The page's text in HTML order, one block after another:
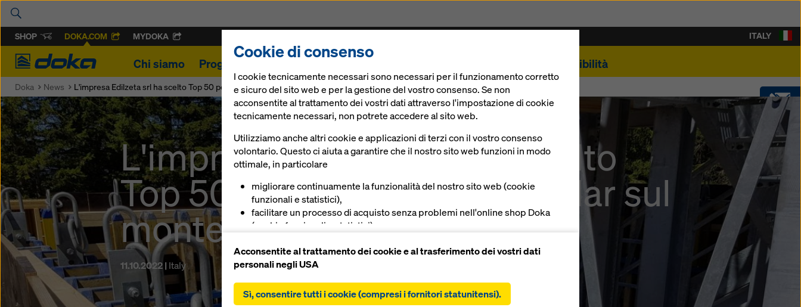
SHOP DOKA.COM MYDOKA
Doka
Chi siamo Progetti Sostenibilità
CONTATTO
SOFTWARE
SHOP
ITALY
Doka News L'impresa Edilzeta srl ha scelto Top 50 per la nuova torre radar sul monte Macaion
L'impresa Edilzeta srl ha scelto
Top 50 per la nuova torre radar sul
monte Macaion
11.10.2022 | Italy
Cookie di consenso
I cookie tecnicamente necessari sono necessari per il funzionamento corretto
e sicuro del sito web e per la gestione del vostro consenso. Se non
acconsentite al trattamento dei vostri dati attraverso l'impostazione di cookie
tecnicamente necessari, non potrete accedere al sito web.
Utilizziamo anche altri cookie e applicazioni di terzi con il vostro consenso
volontario. Questo ci aiuta a garantire che il nostro sito web funzioni in modo
ottimale, in particolare
migliorare continuamente la funzionalità del nostro sito web (cookie
funzionali e statistici),
facilitare un processo di acquisto senza problemi nell'online shop Doka
(cookie funzionali e statistici),
(cookie di marketing).
Facendo clic su “Consenti tutti i cookie (inclusi i fornitori statunitensi)”,
acconsentite all'installazione e all'utilizzo di tutti i cookie. Facendo clic su
“Accetta selezionati”, si acconsente ai cookie selezionati con le caselle di
Acconsentite al trattamento dei cookie e al trasferimento dei vostri dati
personali negli USA
Sì, consentire tutti i cookie (compresi i fornitori statunitensi).